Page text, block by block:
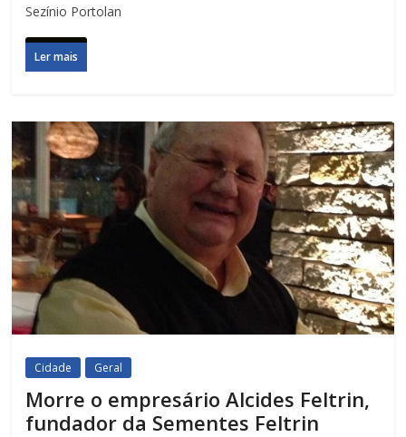
Sezínio Portolan
Ler mais
Cidade Geral
Morre o empresário Alcides Feltrin,
fundador da Sementes Feltrin